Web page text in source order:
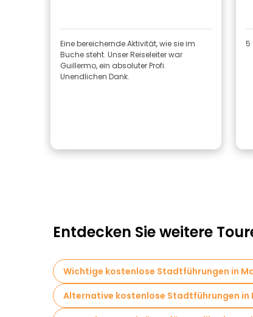
Eine bereichernde Aktivität, wie sie im
Buche steht. Unser Reiseleiter war
Guillermo, ein absoluter Profi.
Unendlichen Dank.
5
Entdecken Sie weitere
Wichtige kostenlose Stadtführungen in
Alternative kostenlose Stadtführungen in